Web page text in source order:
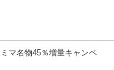
マ名物45％増量キャンペ